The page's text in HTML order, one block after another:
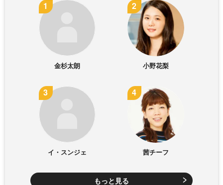
金杉太朗 小野花梨
イ・スンジェ 茜チーフ
もっと見る